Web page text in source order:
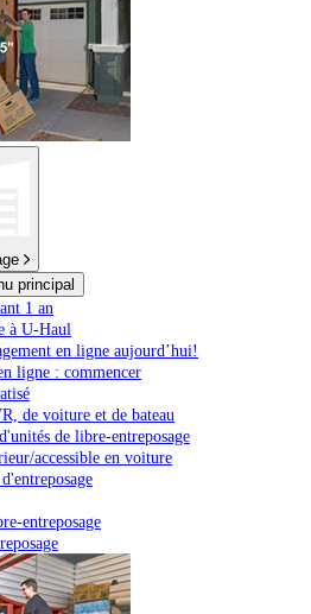
principal
1 an
à U-Haul
en ligne aujourd’hui!
ligne : commencer
de voiture et de bateau
de libre-entreposage
accessible en voiture
entreposage